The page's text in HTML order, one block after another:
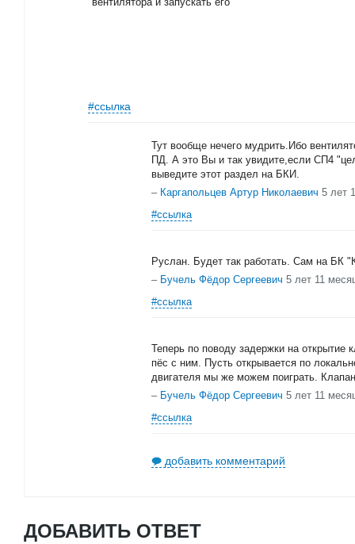
#ссылка
Тут вообще нечего мудрить.Ибо
ПД. А это Вы и так увидите,если СП4
выведите этот раздел на БКИ.
– Каргапольцев Артур Николаевич 5 лет
#ссылка
Руслан. Будет так работать. Сам на БК
– Бучель Фёдор Сергеевич 5 лет 11
#ссылка
Теперь по поводу задержки на открытие
пёс с ним. Пусть открывается по
двигателя мы же можем поиграть.
– Бучель Фёдор Сергеевич 5 лет 11
#ссылка
добавить комментарий
ДОБАВИТЬ ОТВЕТ